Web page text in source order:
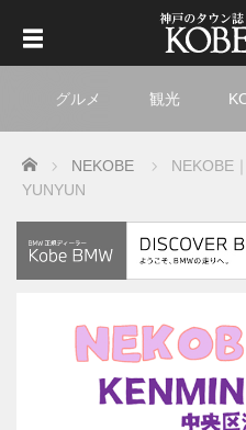
グルメ 観光
Home NEKOBE
NEKOBE
YUNYUN